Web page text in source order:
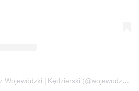
Post udostępniony przez Wojewódzki | Kędzierski (@wojewodzkikedzierski)